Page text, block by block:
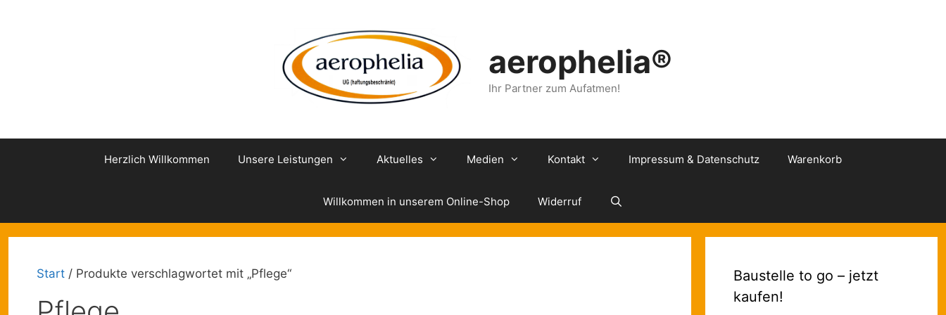
aerophelia®
Ihr Partner zum Aufatmen!
Herzlich Willkommen Unsere Leistungen Aktuelles Medien Kontakt Impressum & Datenschutz Warenkorb
Willkommen in unserem Online-Shop Widerruf
Start / Produkte verschlagwortet mit „Pflege“
Baustelle to go – jetzt
kaufen!